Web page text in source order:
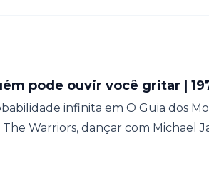
pode ouvir você gritar |
infinita em O Guia dos
Warriors, dançar com Michael